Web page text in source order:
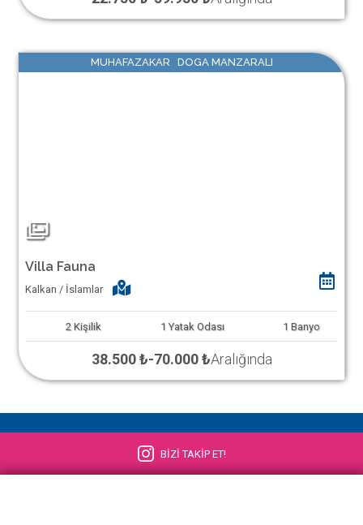
MUHAFAZAKAR DOGA MANZARALI
Villa Fauna
Kalkan / İslamlar
2 Kişilik 1 Yatak Odası 1 Banyo
38.500 ₺-70.000 ₺Aralığında
BİZİ TAKİP ET!